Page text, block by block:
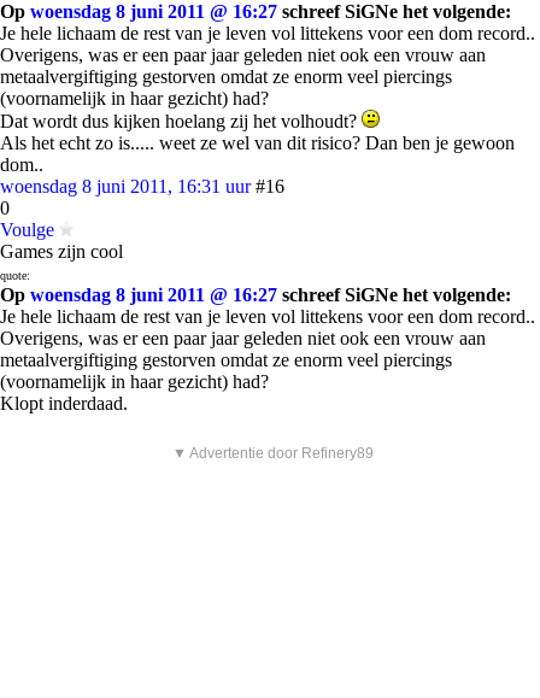
Op woensdag 8 juni 2011 @ 16:27 schreef SiGNe het volgende:
Je hele lichaam de rest van je leven vol littekens voor een dom record..
Overigens, was er een paar jaar geleden niet ook een vrouw aan
metaalvergiftiging gestorven omdat ze enorm veel piercings
(voornamelijk in haar gezicht) had?
Dat wordt dus kijken hoelang zij het volhoudt?
Als het echt zo is..... weet ze wel van dit risico? Dan ben je gewoon
dom..
woensdag 8 juni 2011, 16:31 uur #16
0
Voulge
Games zijn cool
quote:
Op woensdag 8 juni 2011 @ 16:27 schreef SiGNe het volgende:
Je hele lichaam de rest van je leven vol littekens voor een dom record..
Overigens, was er een paar jaar geleden niet ook een vrouw aan
metaalvergiftiging gestorven omdat ze enorm veel piercings
(voornamelijk in haar gezicht) had?
Klopt inderdaad.
▼ Advertentie door Refinery89